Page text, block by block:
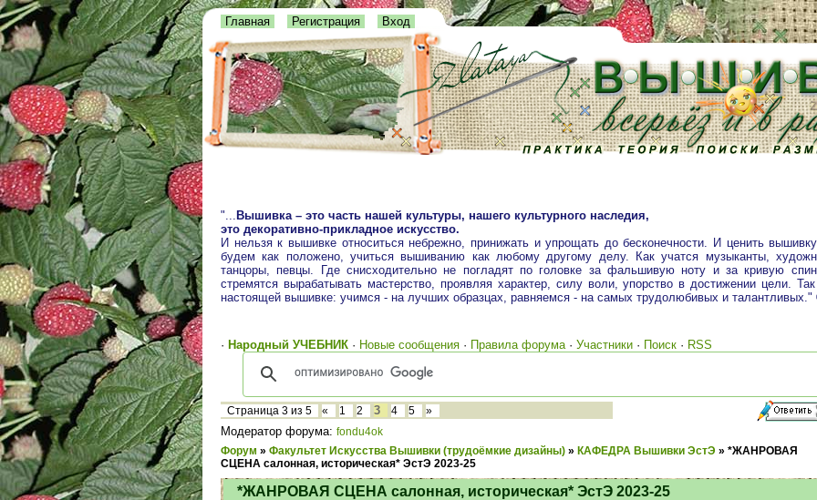
Главная Регистрация Вход
"... Вышивка – это часть нашей культуры, нашего культурного наследия,
это декоративно-прикладное искусство.
И нельзя к вышивке относиться небрежно, принижать и упрощать до бесконечности. И ценить
будем как положено, учиться вышиванию как любому другому делу. Как учатся музыканты,
танцоры, певцы. Где снисходительно не погладят по головке за фальшивую ноту и за кривую
стремятся вырабатывать мастерство, проявляя характер, силу воли, упорство в достижении цели.
настоящей вышивке: учимся - на лучших образцах, равняемся - на самых трудолюбивых и
· Народный УЧЕБНИК · Новые сообщения · Правила форума· Участники · Поиск · RSS
Страница 3 из 5 « 1 2 3 4 5 »
Модератор форума: fondu4ok
Форум » Факультет Искусства Вышивки (трудоёмкие дизайны) » КАФЕДРА Вышивки ЭстЭ » *ЖАНРОВАЯ
СЦЕНА салонная, историческая* ЭстЭ 2023-25
*ЖАНРОВАЯ СЦЕНА салонная, историческая* ЭстЭ 2023-25